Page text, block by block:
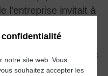
l’entreprise invitait à
de ses 25 ans
de la
personnels avec
les partenaires
confidentialité
notre site web. Vous
souhaitez accepter les